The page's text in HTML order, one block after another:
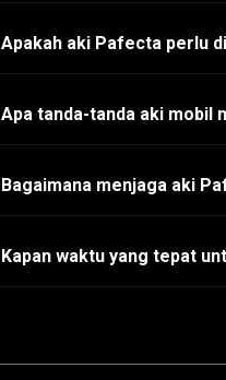
Apakah aki Pafecta perlu
Apa tanda-tanda aki mobil
Bagaimana menjaga aki
Kapan waktu yang tepat